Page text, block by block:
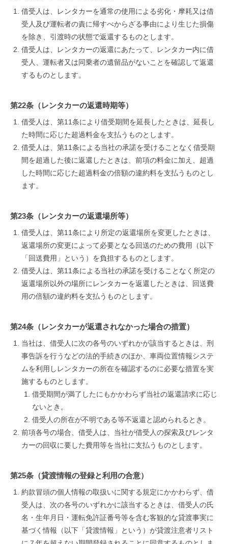
借受人は、レンタカーを通常の使用による劣化・摩耗又は借
受人及び運転者の責に帰すべからざる事由により生じた損傷
を除き、引渡時の状態で返還するものとします。
借受人は、レンタカーの返還にあたって、レンタカー内に借
受人、運転者又は同乗者の遺留品がないことを確認して返還
するものとします。
第22条（レンタカーの返還時期等）
借受人は、第11条により借受期間を延長したときは、延長し
た時間に応じた超過料金を支払うものとします。
借受人は、第11条による当社の承諾を受けることなく借受期
間を超過した後に返還したときは、前項の料金に加え、超過
した時間に応じた超過料金の倍額の違約料を支払うものとし
ます。
第23条（レンタカーの返還場所等）
借受人は、第11条により所定の返還場所を変更したときは、
返還場所の変更によって必要となる回送のための費用（以下
「回送費用」という）を負担するものとします。
借受人は、第11条による当社の承諾を受けることなく所定の
返還場所以外の場所にレンタカーを返還したときは、回送費
用の倍額の違約料を支払うものとします。
第24条（レンタカーが返還されなかった場合の措置）
当社は、借受人に次の各号のいずれかが該当するときは、刑
事告訴を行うなどの法的手続きのほか、車両位置情報システ
ムを利用しレンタカーの所在を確認するのに必要な措置を実
施するものとします。
借受期間が満了したにもかかわらず当社の返還請求に応じ
ないとき。
借受人の所在が不明である等不返還と認められるとき。
前項各号の場合、借受人は、当社が借受人の探索及びレンタ
カーの回収に要した費用等を当社に支払うものとします。
第25条（貸渡情報の登録と利用の合意）
約款冒頭の個人情報の取扱いに関する規定にかかわらず、借
受人は、次の各号のいずれかに該当するときは、借受人の氏
名・生年月日・運転免許証番号等を含む客観的な貸渡事実に
基づく情報（以下「貸渡情報」という）が貸渡注意者リスト